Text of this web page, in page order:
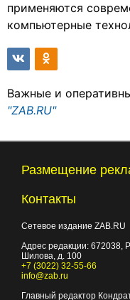
применяются
компьютерные
Важные и
"ZAB.RU"
Размещение
Контакты
Сетевое издание ZAB.RU
Адрес редакции: 672038,
Шилова, д. 100
+7 (3022) 32-55-66
info@zab.ru
Главный редактор